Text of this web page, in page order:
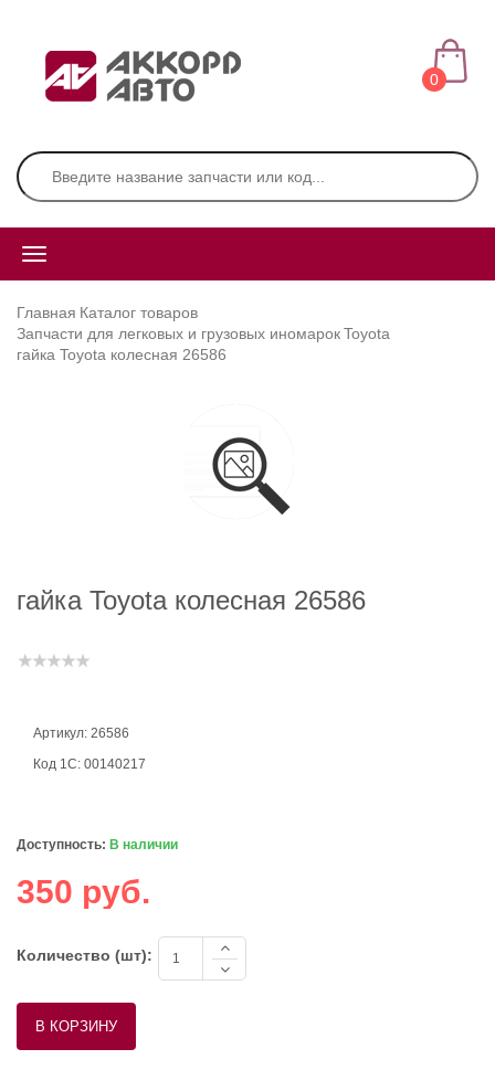
0
Главная Каталог товаров
Запчасти для легковых и грузовых иномарокToyota
гайка Toyota колесная 26586
гайка Toyota колесная 26586
Артикул: 26586
Код 1С: 00140217
Доступность: В наличии
350 руб.
Количество (шт):